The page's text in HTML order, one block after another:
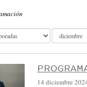
14 diciembre